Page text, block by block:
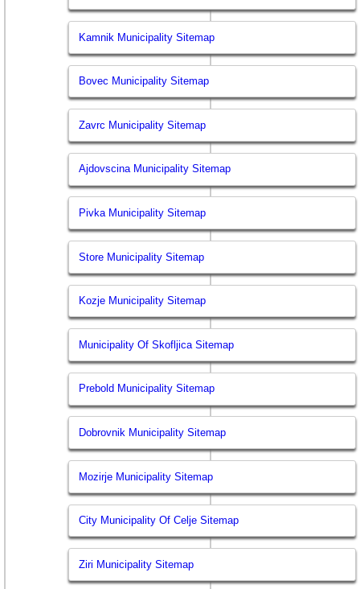
Kamnik Municipality Sitemap
Bovec Municipality Sitemap
Zavrc Municipality Sitemap
Ajdovscina Municipality Sitemap
Pivka Municipality Sitemap
Store Municipality Sitemap
Kozje Municipality Sitemap
Municipality Of Skofljica Sitemap
Prebold Municipality Sitemap
Dobrovnik Municipality Sitemap
Mozirje Municipality Sitemap
City Municipality Of Celje Sitemap
Ziri Municipality Sitemap